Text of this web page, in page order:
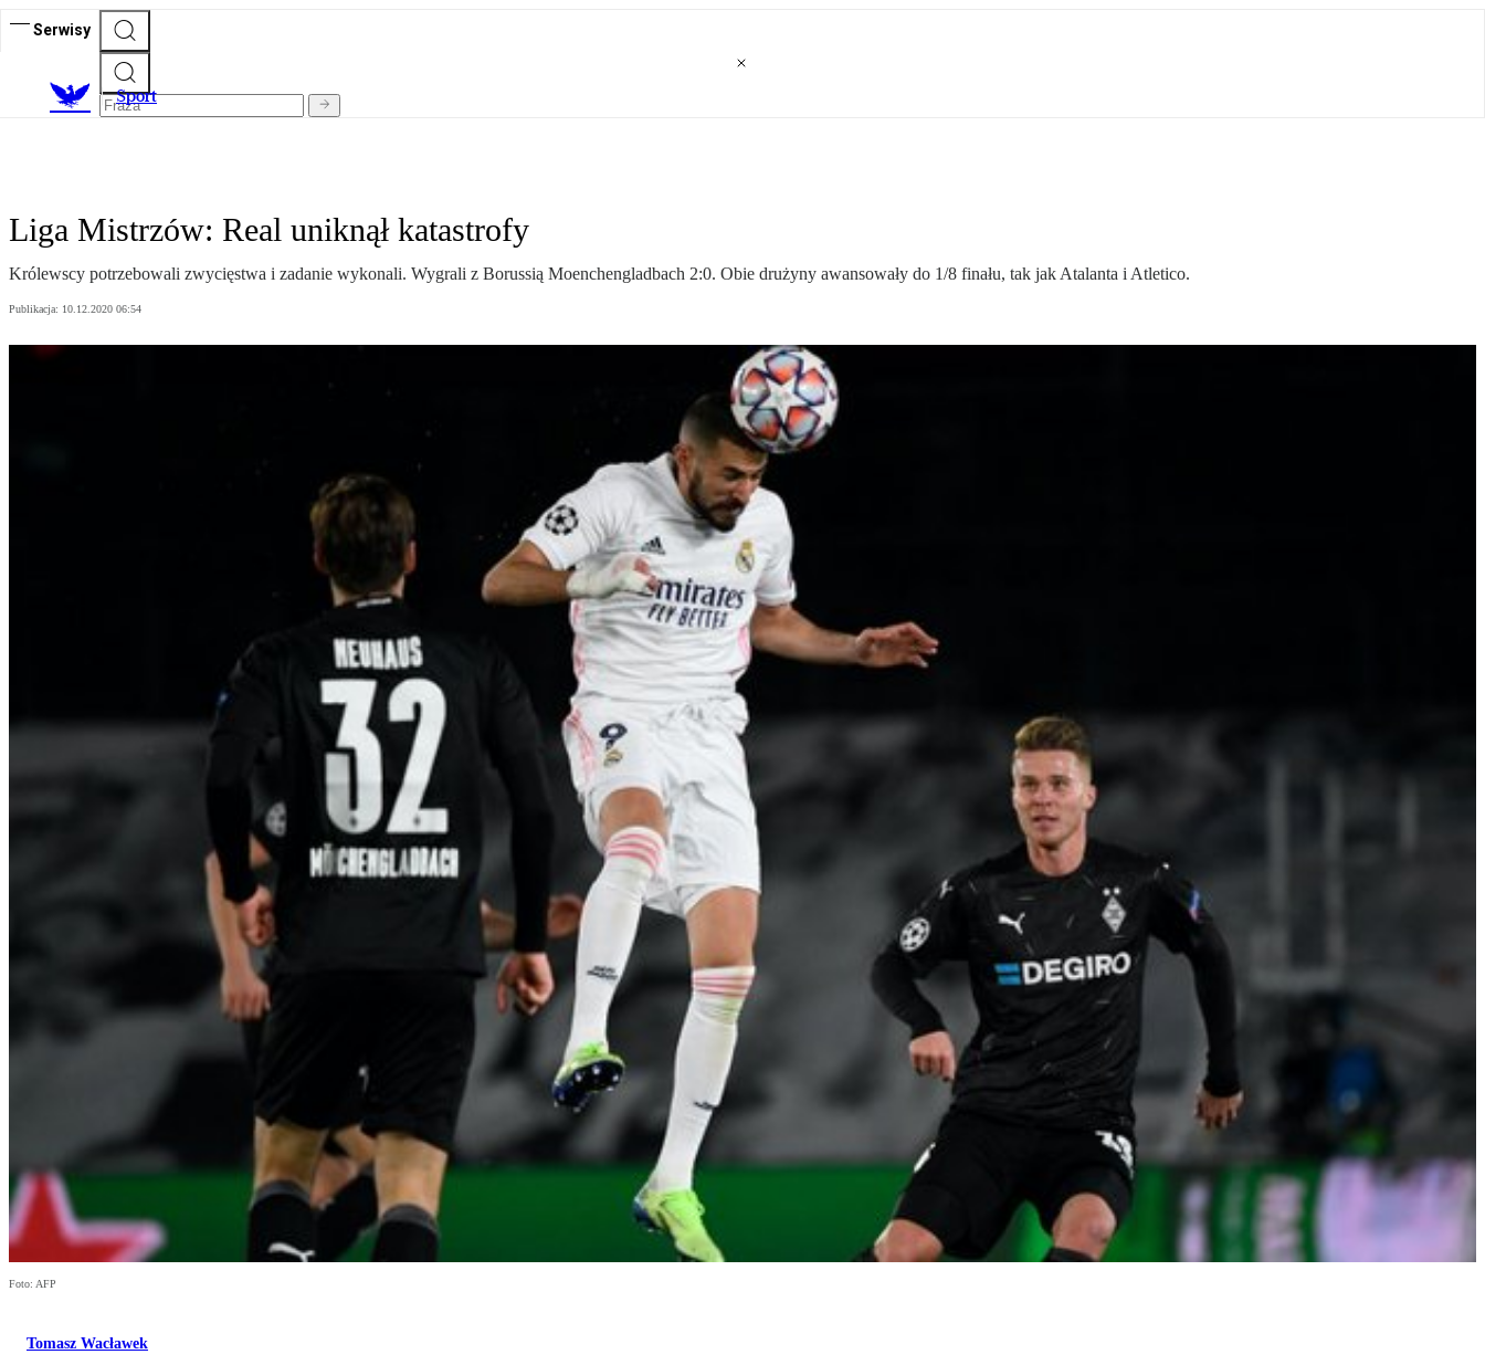
Serwisy
Sport
Liga Mistrzów: Real uniknął katastrofy
Królewscy potrzebowali zwycięstwa i zadanie wykonali. Wygrali z Borussią Moenchengladbach 2:0. Obie drużyny awansowały do 1/8 finału, tak jak Atalanta i Atletico.
Publikacja: 10.12.2020 06:54
Foto: AFP
Tomasz Wacławek